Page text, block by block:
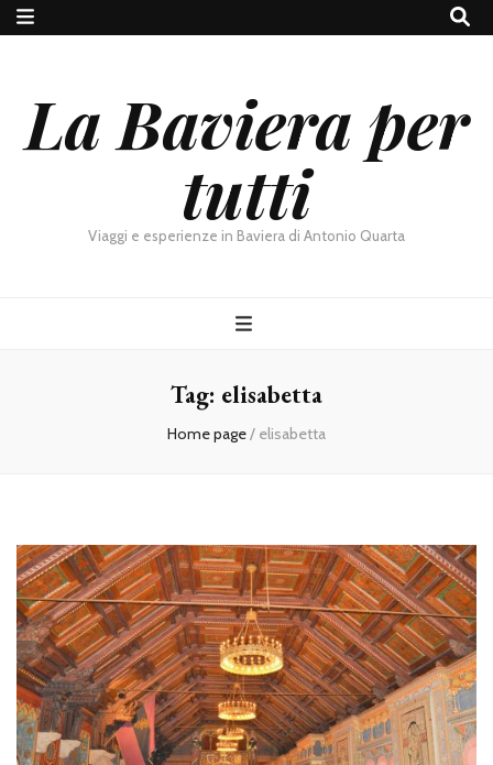
La Baviera per
tutti
Viaggi e esperienze in Baviera di Antonio Quarta
Tag: elisabetta
Home page/ elisabetta